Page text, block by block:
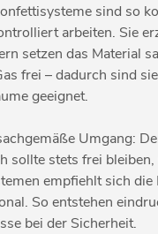
sind so
arbeiten. Sie
setzen das Material
frei – dadurch sind
geeignet.
Umgang:
sollte stets frei bleiben,
empfiehlt sich
So entstehen
bei der Sicherheit.